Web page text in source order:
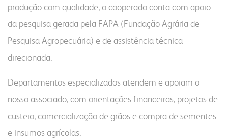
produção com qualidade, o cooperado conta com apoio
da pesquisa gerada pela FAPA (Fundação Agrária de
Pesquisa Agropecuária) e de assistência técnica
direcionada.
Departamentos especializados atendem e apoiam o
nosso associado, com orientações financeiras, projetos de
custeio, comercialização de grãos e compra de sementes
e insumos agrícolas.